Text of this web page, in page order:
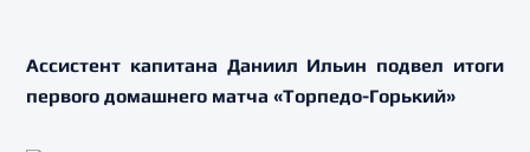
Ассистент капитана Даниил Ильин подвел итоги
первого домашнего матча «Торпедо-Горький»